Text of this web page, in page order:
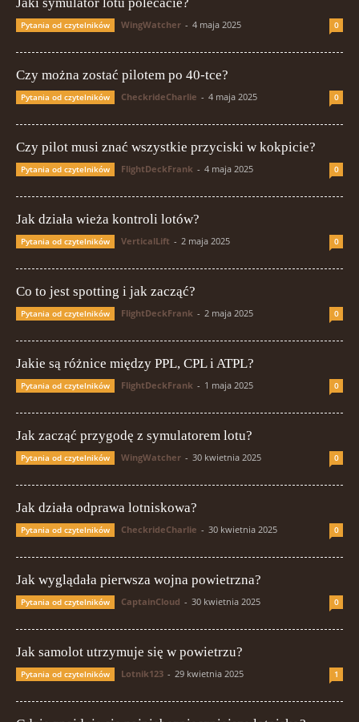
Pytania od czytelników WingWatcher - 4 maja 2025 0
Czy można zostać pilotem po 40-tce?
Pytania od czytelników CheckrideCharlie - 4 maja 2025 0
Czy pilot musi znać wszystkie przyciski w kokpicie?
Pytania od czytelników FlightDeckFrank - 4 maja 2025 0
Jak działa wieża kontroli lotów?
Pytania od czytelników VerticalLift - 2 maja 2025 0
Co to jest spotting i jak zacząć?
Pytania od czytelników FlightDeckFrank - 2 maja 2025 0
Jakie są różnice między PPL, CPL i ATPL?
Pytania od czytelników FlightDeckFrank - 1 maja 2025 0
Jak zacząć przygodę z symulatorem lotu?
Pytania od czytelników WingWatcher - 30 kwietnia 2025 0
Jak działa odprawa lotniskowa?
Pytania od czytelników CheckrideCharlie - 30 kwietnia 2025 0
Jak wyglądała pierwsza wojna powietrzna?
Pytania od czytelników CaptainCloud - 30 kwietnia 2025 0
Jak samolot utrzymuje się w powietrzu?
Pytania od czytelników Lotnik123 - 29 kwietnia 2025 1